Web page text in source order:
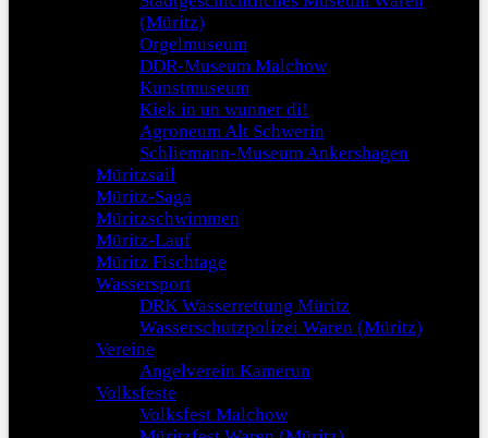
(Müritz)
Orgelmuseum
DDR-Museum Malchow
Kunstmuseum
Kiek in un wunner di!
Agroneum Alt Schwerin
Schliemann-Museum Ankershagen
Müritzsail
Müritz-Saga
Müritzschwimmen
Müritz-Lauf
Müritz Fischtage
Wassersport
DRK Wasserrettung Müritz
Wasserschutzpolizei Waren (Müritz)
Vereine
Angelverein Kamerun
Volksfeste
Volksfest Malchow